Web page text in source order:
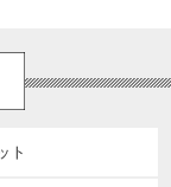
ト